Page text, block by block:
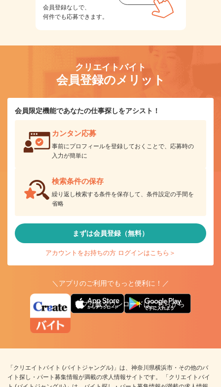
会員登録なしで、
何件でも応募できます。
クリエイトバイト
会員登録のメリット
会員限定機能であなたの仕事探しをアシスト！
カンタン応募
事前にプロフィールを登録しておくことで、応募時の
入力が簡単に
検索条件の保存
繰り返し検索する条件を保存して、条件設定の手間を
省略
まずは会員登録（無料）
アカウントをお持ちの方 ログインはこちら＞
＼アプリのご利用でもっと便利に！／
アプリ版ダウンロードはこちらから
「クリエイトバイト (バイトジャングル)」は、神奈川県横浜市・その他のバ
イト探し・パート募集情報が満載の求人情報サイトです。 「クリエイトバイ